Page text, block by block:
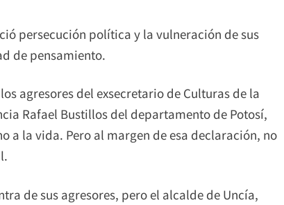
persecución política y la vulneración de sus
de pensamiento.
agresores del exsecretario de Culturas de la
Rafael Bustillos del departamento de Potosí,
a la vida. Pero al margen de esa declaración, no
de sus agresores, pero el alcalde de Uncía,